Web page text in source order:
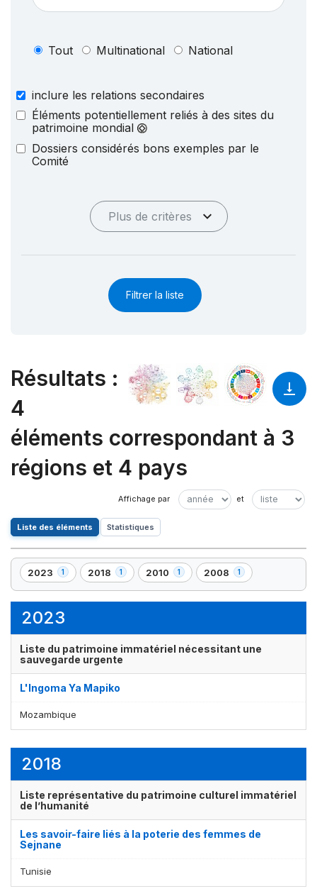
Tout Multinational National
inclure les relations secondaires
Éléments potentiellement reliés à des sites du
patrimoine mondial
Dossiers considérés bons exemples par le
Comité
Plus de critères
Filtrer la liste
Résultats :
4
éléments correspondant à 3
régions et 4 pays
Liste des éléments Statistiques
2023 1
,
1
2018 1
,
1
2010 1
,
1
2008 1
,
1
2023
Liste du patrimoine immatériel nécessitant une
sauvegarde urgente
L'Ingoma Ya Mapiko
Mozambique
2018
Liste représentative du patrimoine culturel immatériel
de l’humanité
Les savoir-faire liés à la poterie des femmes de
Sejnane
Tunisie